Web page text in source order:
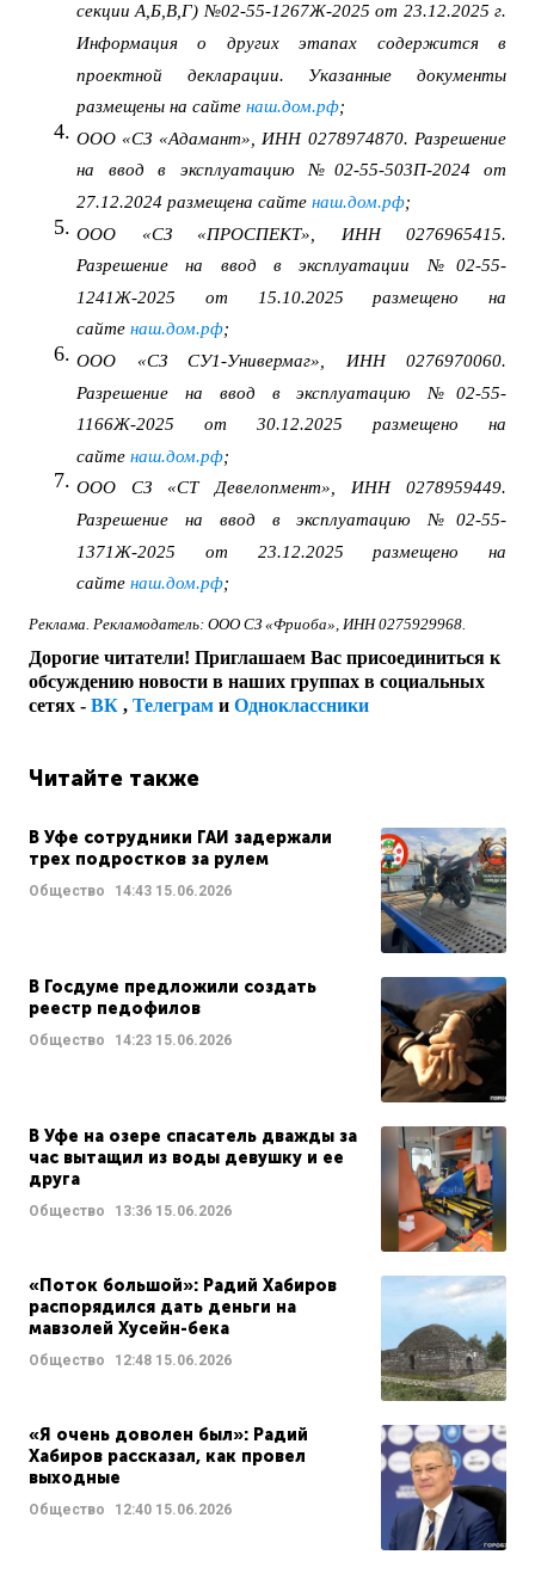
секции А,Б,В,Г) №02-55-1267Ж-2025 от 23.12.2025 г.
Информация о других этапах содержится в
проектной декларации. Указанные документы
размещены на сайте наш.дом.рф;
ООО «СЗ «Адамант», ИНН 0278974870. Разрешение
на ввод в эксплуатацию №02-55-503П-2024 от
27.12.2024 размещена сайте наш.дом.рф;
ООО «СЗ «ПРОСПЕКТ», ИНН 0276965415.
Разрешение на ввод в эксплуатации №02-55-
1241Ж-2025 от 15.10.2025 размещено на
сайте наш.дом.рф;
ООО «СЗ СУ1-Универмаг», ИНН 0276970060.
Разрешение на ввод в эксплуатацию №02-55-
1166Ж-2025 от 30.12.2025 размещено на
сайте наш.дом.рф;
ООО СЗ «СТ Девелопмент», ИНН 0278959449.
Разрешение на ввод в эксплуатацию №02-55-
1371Ж-2025 от 23.12.2025 размещено на
сайте наш.дом.рф;
Реклама. Рекламодатель: ООО СЗ «Фриоба», ИНН 0275929968.
Дорогие читатели! Приглашаем Вас присоединиться к
обсуждению новости в наших группах в социальных
сетях - ВК , Телеграм и Одноклассники
Читайте также
В Уфе сотрудники ГАИ задержали
трех подростков за рулем
Общество 14:43 15.06.2026
В Госдуме предложили создать
реестр педофилов
Общество 14:23 15.06.2026
В Уфе на озере спасатель дважды за
час вытащил из воды девушку и ее
друга
Общество 13:36 15.06.2026
«Поток большой»: Радий Хабиров
распорядился дать деньги на
мавзолей Хусейн-бека
Общество 12:48 15.06.2026
«Я очень доволен был»: Радий
Хабиров рассказал, как провел
выходные
Общество 12:40 15.06.2026